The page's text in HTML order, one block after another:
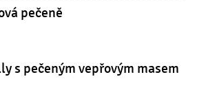
pečeně
s pečeným vepřovým masem